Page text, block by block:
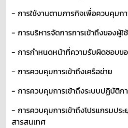
- การใช้งานตามภารกิจเพื่อควบคุมก
- การบริหารจัดการการเข้าถึงของผู้ใ
- การกำหนดหน้าที่ความรับผิดชอบข
- การควบคุมการเข้าถึงเครือข่าย
- การควบคุมการเข้าถึงระบบปฏิบัติก
- การควบคุมการเข้าถึงโปรแกรมปร
สารสนเทศ